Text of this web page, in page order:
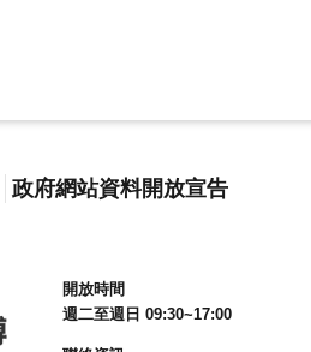
政府網站資料開放宣告
開放時間
週二至週日 09:30~17:00